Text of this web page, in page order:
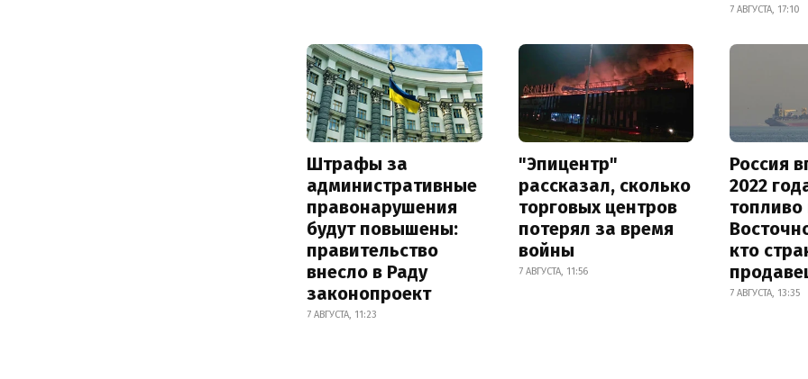
7 АВГУСТА, 17:10
Штрафы за
административные
правонарушения
будут повышены:
правительство
внесло в Раду
законопроект
7 АВГУСТА, 11:23
"Эпицентр"
рассказал, сколько
торговых центров
потерял за время
войны
7 АВГУСТА, 11:56
Россия
2022
топливо
кто
7 АВГУСТА, 13:35